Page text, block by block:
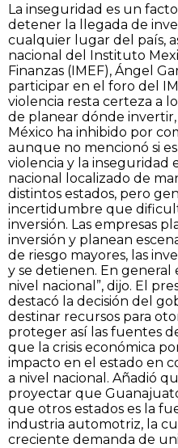
La inseguridad es un
detener la llegada de
cualquier lugar del país,
nacional del Instituto
Finanzas (IMEF), Ángel
participar en el foro del
violencia resta certeza a
de planear dónde
México ha inhibido por
aunque no mencionó si
violencia y la inseguridad
nacional localizado de
distintos estados, pero
incertidumbre que
inversión. Las empresas
inversión y planean
de riesgo mayores, las
y se detienen. En
nivel nacional”, dijo. El
destacó la decisión del
destinar recursos para
proteger así las fuentes
que la crisis económica
impacto en el estado en
a nivel nacional. Añadió
proyectar que
que otros estados es la
industria automotriz, la
creciente demanda de